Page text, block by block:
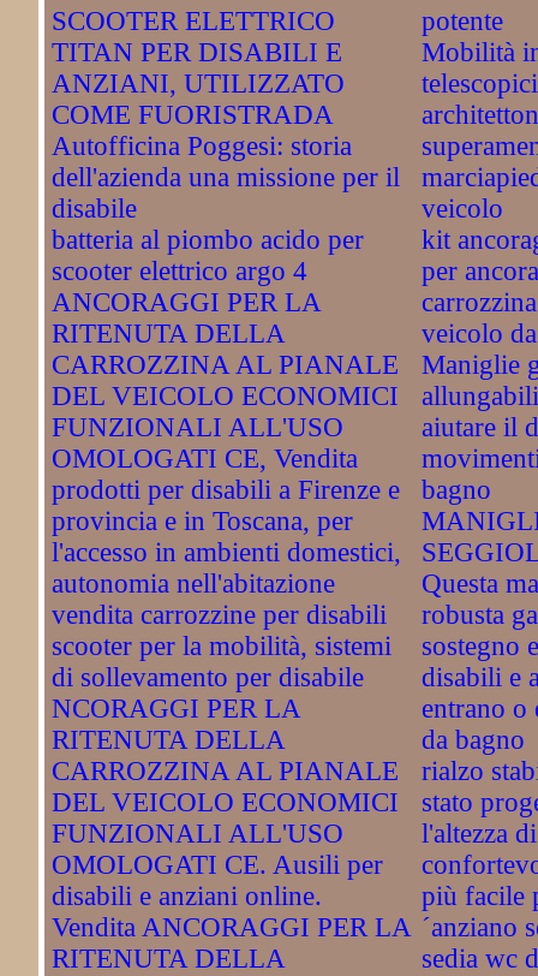
SCOOTER ELETTRICO
TITAN PER DISABILI E
ANZIANI, UTILIZZATO
COME FUORISTRADA
Autofficina Poggesi: storia
dell'azienda una missione per il
disabile
batteria al piombo acido per
scooter elettrico argo 4
ANCORAGGI PER LA
RITENUTA DELLA
CARROZZINA AL PIANALE
DEL VEICOLO ECONOMICI
FUNZIONALI ALL'USO
OMOLOGATI CE, Vendita
prodotti per disabili a Firenze e
provincia e in Toscana, per
l'accesso in ambienti domestici,
autonomia nell'abitazione
vendita carrozzine per disabili
scooter per la mobilità, sistemi
di sollevamento per disabile
NCORAGGI PER LA
RITENUTA DELLA
CARROZZINA AL PIANALE
DEL VEICOLO ECONOMICI
FUNZIONALI ALL'USO
OMOLOGATI CE. Ausili per
disabili e anziani online.
Vendita ANCORAGGI PER LA
RITENUTA DELLA
potente
Mobilità
veicolo
kit
per
veicolo
Maniglie
aiutare il
bagno
Questa
robusta
sostegno
disabili e
entrano o
da bagno
rialzo
stato
l'altezza
più facile
´anziano
sedia wc